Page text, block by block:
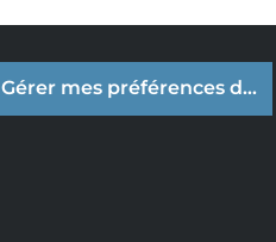
Gérer mes préférences de